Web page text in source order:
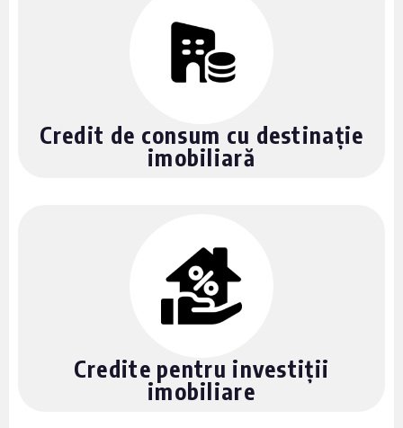
Credit de consum cu destinație
imobiliară
Credite pentru investiții
imobiliare